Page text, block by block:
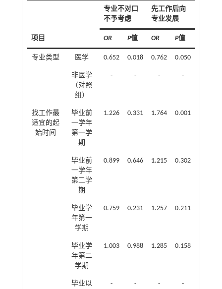
项目
专业不对口
不予考虑
先工作后向
专业发展
OR P值 OR P值
专业类型 医学 0.652 0.018 0.762 0.050
非医学
（对照
组）
- - - -
找工作最
适宜的起
始时间
毕业前
一学年
第一学
期
1.226 0.331 1.764 0.001
毕业前
一学年
第二学
期
0.899 0.646 1.215 0.302
毕业学
年第一
学期
0.759 0.231 1.257 0.211
毕业学
年第二
学期
1.003 0.988 1.285 0.158
毕业以 - - - -